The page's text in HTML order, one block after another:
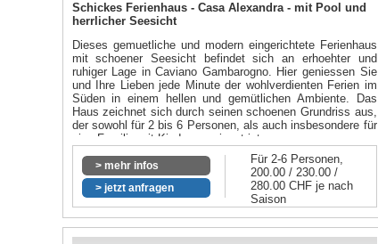
Schickes Ferienhaus - Casa Alexandra - mit Pool und
herrlicher Seesicht
Dieses gemuetliche und modern eingerichtete Ferienhaus
mit schoener Seesicht befindet sich an erhoehter und
ruhiger Lage in Caviano Gambarogno. Hier geniessen Sie
und Ihre Lieben jede Minute der wohlverdienten Ferien im
Süden in einem hellen und gemütlichen Ambiente. Das
Haus zeichnet sich durch seinen schoenen Grundriss aus,
der sowohl für 2 bis 6 Personen, als auch insbesondere für
eine Familie mit Kindern geeignet ist.
In den Wintermonaten (mitte Oktober - bis Ende März)
keine Vermietung!
> mehr infos
> jetzt anfragen
Für 2-6 Personen,
200.00 / 230.00 /
280.00 CHF je nach
Saison